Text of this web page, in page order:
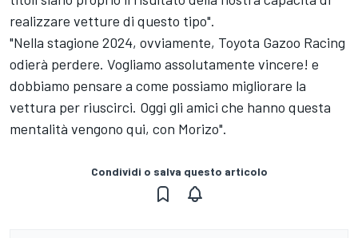
realizzare vetture di questo tipo".
"Nella stagione 2024, ovviamente, Toyota Gazoo Racing
odierà perdere. Vogliamo assolutamente vincere! e
dobbiamo pensare a come possiamo migliorare la
vettura per riuscirci. Oggi gli amici che hanno questa
mentalità vengono qui, con Morizo".
Condividi o salva questo articolo